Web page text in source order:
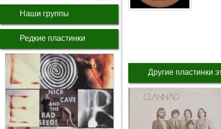
Наши группы
Редкие пластинки
Другие пластинки